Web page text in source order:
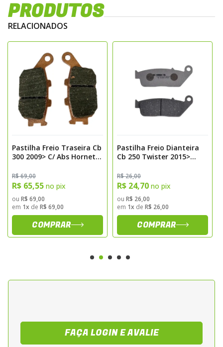
modelos de motos, as pastilhas Fischer
garantem a confiança e o desempenho que
todo motociclista procura.
Tipos de Materiais
Orgânicas
– macias, silenciosas e ideais
para uso urbano;
Semimetálicas– mistura de metais e
compostos orgânicos, com boa frenagem e
durabilidade;
performance e resistência, ideais para
motos esportivas e off-road;
Carbono/Kevlar
– leves e potentes,
voltadas para motos de alta performance e
competição.
PRODUTOS
RELACIONADOS
Pastilha Freio Traseira Cb
300 2009> C/ Abs Hornet
Ceramic Sinterizada
Fischer Fj1150pc
R$ 69,00
R$ 65,55 no pix
ou R$ 69,00
em 1x de R$ 69,00
COMPRAR
Pastilha Freio Dianteira
Cb 250 Twister 2015>
Fischer Fj0875k
R$ 26,00
R$ 24,70 no pix
ou R$ 26,00
em 1x de R$ 26,00
COMPRAR
FAÇA LOGIN E AVALIE